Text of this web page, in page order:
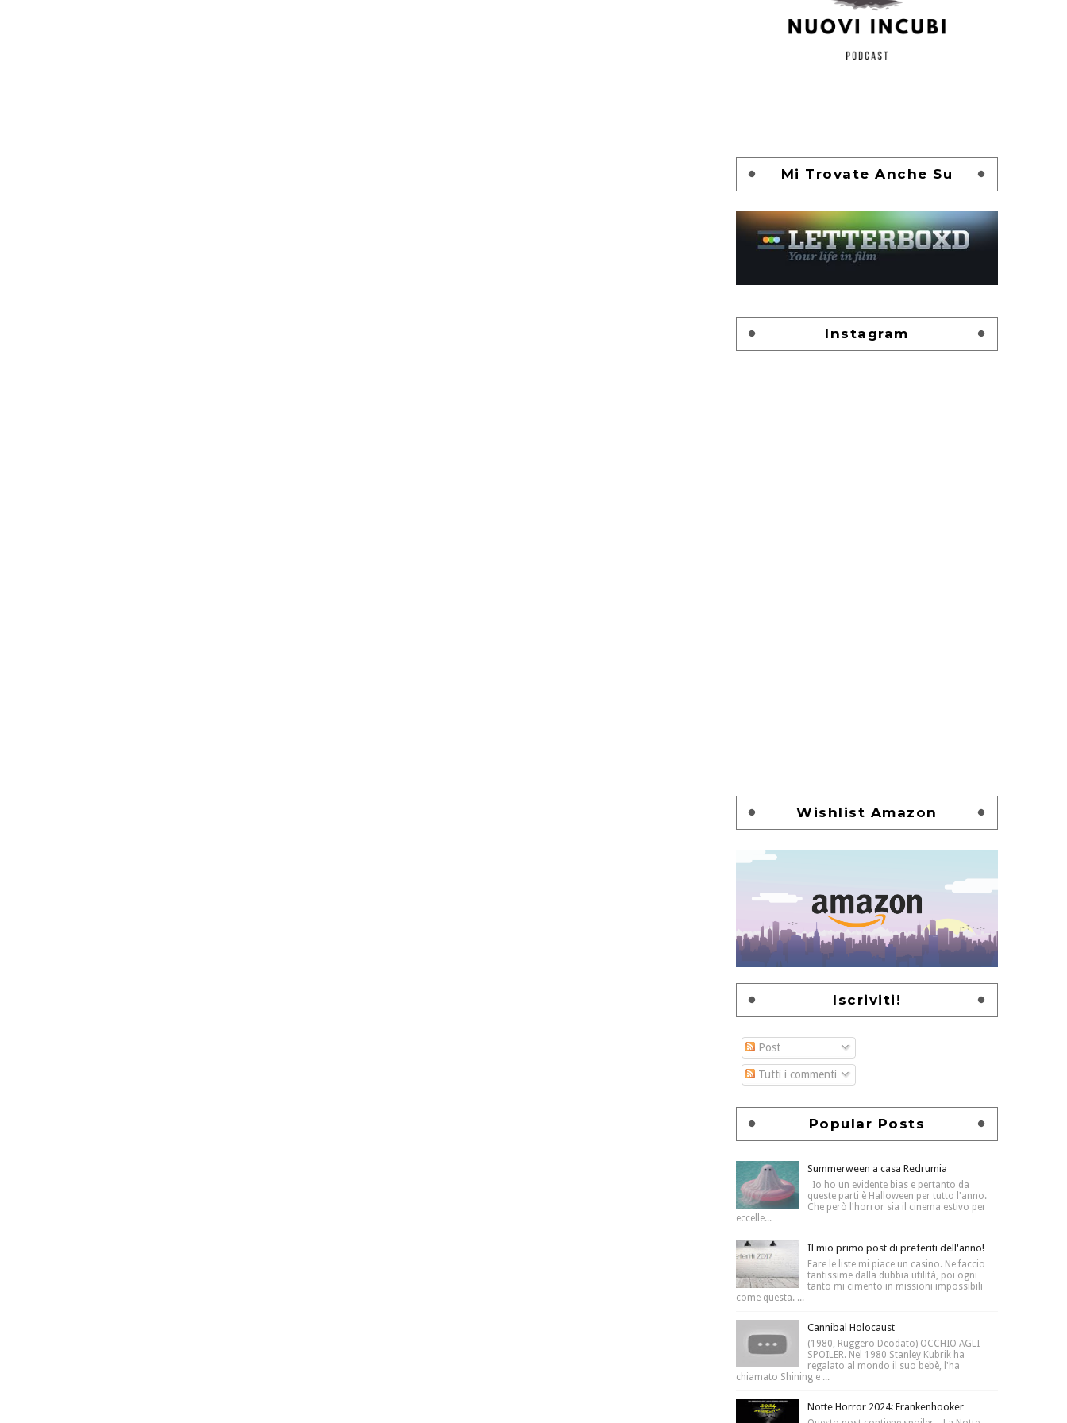
Mi Trovate Anche Su
Instagram
Wishlist Amazon
Iscriviti!
Post
Tutti i commenti
Popular Posts
Summerween a casa Redrumia
Io ho un evidente bias e pertanto da
queste parti è Halloween per tutto l'anno.
Che però l'horror sia il cinema estivo per
eccelle...
Il mio primo post di preferiti dell'anno!
Fare le liste mi piace un casino. Ne faccio
tantissime dalla dubbia utilità, poi ogni
tanto mi cimento in missioni impossibili
come questa. ...
Cannibal Holocaust
(1980, Ruggero Deodato) OCCHIO AGLI
SPOILER. Nel 1980 Stanley Kubrik ha
regalato al mondo il suo bebè, l'ha
chiamato Shining e ...
Notte Horror 2024: Frankenhooker